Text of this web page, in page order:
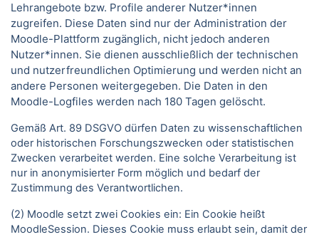
Lehrangebote bzw. Profile anderer Nutzer*innen
zugreifen. Diese Daten sind nur der Administration der
Moodle-Plattform zugänglich, nicht jedoch anderen
Nutzer*innen. Sie dienen ausschließlich der technischen
und nutzerfreundlichen Optimierung und werden nicht an
andere Personen weitergegeben. Die Daten in den
Moodle-Logfiles werden nach 180 Tagen gelöscht.
Gemäß Art. 89 DSGVO dürfen Daten zu wissenschaftlichen
oder historischen Forschungszwecken oder statistischen
Zwecken verarbeitet werden. Eine solche Verarbeitung ist
nur in anonymisierter Form möglich und bedarf der
Zustimmung des Verantwortlichen.
(2) Moodle setzt zwei Cookies ein: Ein Cookie heißt
MoodleSession. Dieses Cookie muss erlaubt sein, damit der